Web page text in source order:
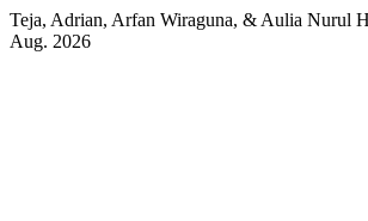
Teja, Adrian, Arfan Wiraguna, & Aulia Nurul
Aug. 2026